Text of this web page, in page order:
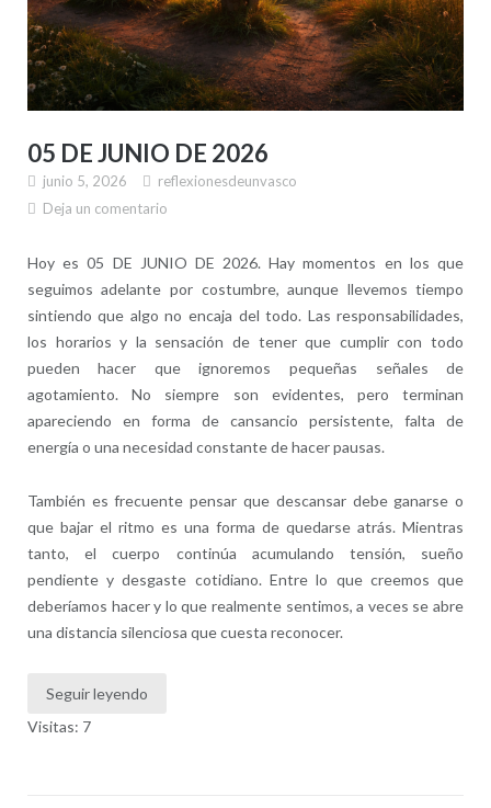
05 DE JUNIO DE 2026
junio 5, 2026
reflexionesdeunvasco
Deja un comentario
Hoy es 05 DE JUNIO DE 2026. Hay momentos en los que
seguimos adelante por costumbre, aunque llevemos tiempo
sintiendo que algo no encaja del todo. Las responsabilidades,
los horarios y la sensación de tener que cumplir con todo
pueden hacer que ignoremos pequeñas señales de
agotamiento. No siempre son evidentes, pero terminan
apareciendo en forma de cansancio persistente, falta de
energía o una necesidad constante de hacer pausas.
También es frecuente pensar que descansar debe ganarse o
que bajar el ritmo es una forma de quedarse atrás. Mientras
tanto, el cuerpo continúa acumulando tensión, sueño
pendiente y desgaste cotidiano. Entre lo que creemos que
deberíamos hacer y lo que realmente sentimos, a veces se abre
una distancia silenciosa que cuesta reconocer.
Seguir leyendo
Visitas: 7